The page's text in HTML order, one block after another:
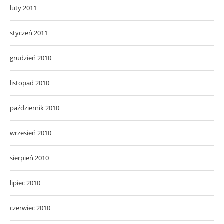
luty 2011
styczeń 2011
grudzień 2010
listopad 2010
październik 2010
wrzesień 2010
sierpień 2010
lipiec 2010
czerwiec 2010